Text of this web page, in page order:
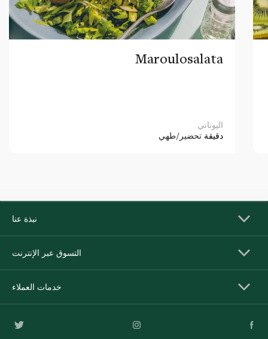
Maroulosalata
اليوناني
دقيقة تحضير/طهي
نبذة عنا
التسوق عبر الإنترنت
خدمات العملاء